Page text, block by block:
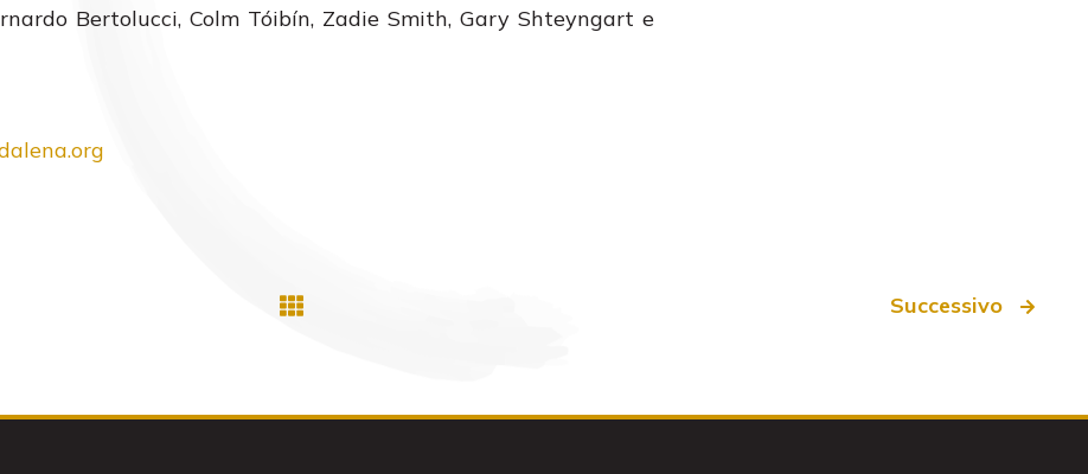
Bertolucci, Colm Tóibín, Zadie Smith, Gary Shteyngart e
Successivo